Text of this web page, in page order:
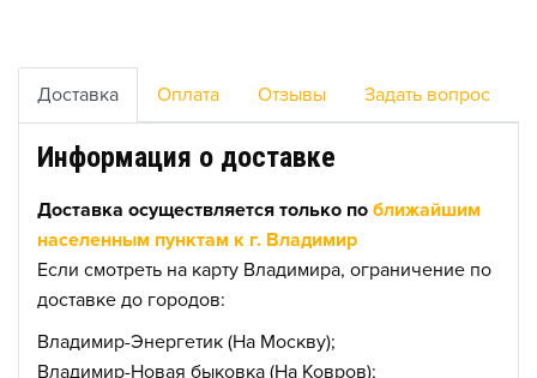
Доставка Оплата Отзывы Задать вопрос
Информация о доставке
Доставка осуществляется только по ближайшим
населенным пунктам к г. Владимир
Если смотреть на карту Владимира, ограничение по
доставке до городов:
Владимир-Энергетик (На Москву);
Владимир-Новая быковка (На Ковров);